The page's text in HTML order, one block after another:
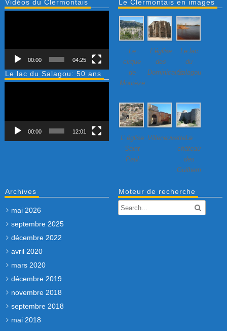
Vidéos du Clermontais
00:00 04:25
Le lac du Salagou: 50 ans
00:00 12:01
Le Clermontais en images
Le
cirque
de
Mourèze
L’église
des
Dominicains
Le lac
du
Salagou
L’ église
Saint
Paul
Villeneuvette…
Le
château
des
Guilhem
Archives
mai 2026
septembre 2025
décembre 2022
avril 2020
mars 2020
décembre 2019
novembre 2018
septembre 2018
mai 2018
Moteur de recherche